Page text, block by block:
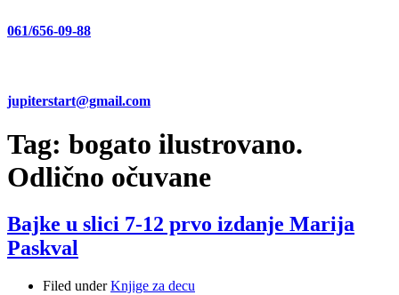
061/656-09-88
jupiterstart@gmail.com
Tag: bogato ilustrovano.
Odlično očuvane
Bajke u slici 7-12 prvo izdanje Marija
Paskval
Filed underKnjige za decu